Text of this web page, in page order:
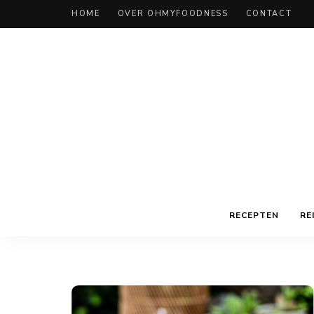
HOME OVER OHMYFOODNESS CONTACT
RECEPTEN